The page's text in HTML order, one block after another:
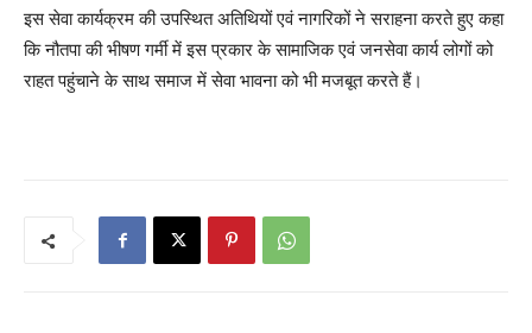
इस सेवा कार्यक्रम की उपस्थित अतिथियों एवं नागरिकों ने सराहना करते हुए कहा
कि नौतपा की भीषण गर्मी में इस प्रकार के सामाजिक एवं जनसेवा कार्य लोगों को
राहत पहुंचाने के साथ समाज में सेवा भावना को भी मजबूत करते हैं।